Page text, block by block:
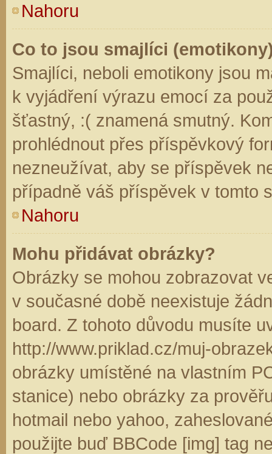
Nahoru
Co to jsou smajlíci
Smajlíci, neboli emotikony jsou
k vyjádření výrazu emocí za
šťastný, :( znamená smutný.
prohlédnout přes příspěvkový
nezneužívat, aby se příspěvek
případně váš příspěvek v tomto
Nahoru
Mohu přidávat obrázky?
Obrázky se mohou zobrazovat
v současné době neexistuje
board. Z tohoto důvodu musíte
http://www.priklad.cz/muj-
obrázky umístěné na vlastním
stanice) nebo obrázky za
hotmail nebo yahoo,
použijte buď BBCode [img] tag